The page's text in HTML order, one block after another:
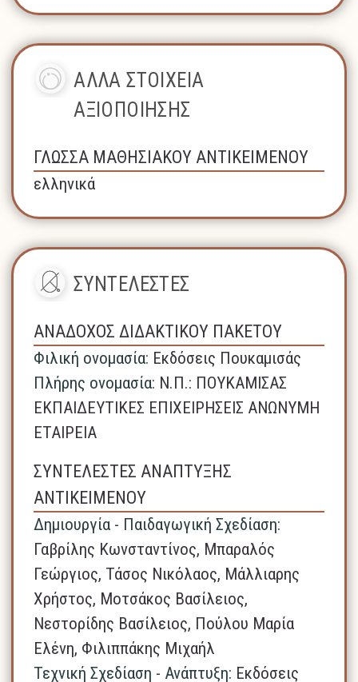
ΑΛΛΑ ΣΤΟΙΧΕΙΑ
ΑΞΙΟΠΟΙΗΣΗΣ
ΓΛΩΣΣΑ ΜΑΘΗΣΙΑΚΟΥ ΑΝΤΙΚΕΙΜΕΝΟΥ
ελληνικά
ΣΥΝΤΕΛΕΣΤΕΣ
ΑΝΑΔΟΧΟΣ ΔΙΔΑΚΤΙΚΟΥ ΠΑΚΕΤΟΥ
Φιλική ονομασία: Εκδόσεις Πουκαμισάς
Πλήρης ονομασία: N.Π.: ΠΟΥΚΑΜΙΣΑΣ
ΕΚΠΑΙΔΕΥΤΙΚΕΣ ΕΠΙΧΕΙΡΗΣΕΙΣ ΑΝΩΝΥΜΗ
ΕΤΑΙΡΕΙΑ
ΣΥΝΤΕΛΕΣΤΕΣ ΑΝΑΠΤΥΞΗΣ
ΑΝΤΙΚΕΙΜΕΝΟΥ
Δημιουργία - Παιδαγωγική Σχεδίαση:
Γαβρίλης Κωνσταντίνος, Μπαραλός
Γεώργιος, Τάσος Νικόλαος, Μάλλιαρης
Χρήστος, Μοτσάκος Βασίλειος,
Νεστορίδης Βασίλειος, Πούλου Μαρία
Ελένη, Φιλιππάκης Μιχαήλ
Τεχνική Σχεδίαση - Ανάπτυξη: Εκδόσεις